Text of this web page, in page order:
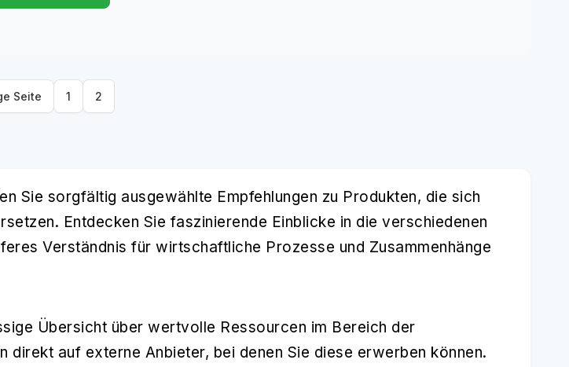
Seite 1 2
Sie sorgfältig ausgewählte Empfehlungen zu Produkten, die sich
Entdecken Sie faszinierende Einblicke in die verschiedenen
Verständnis für wirtschaftliche Prozesse und Zusammenhänge
Übersicht über wertvolle Ressourcen im Bereich der
auf externe Anbieter, bei denen Sie diese erwerben können.